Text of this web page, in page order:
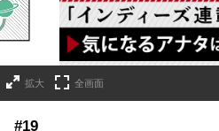
詳細ページへのリンク
拡大 全画面
#19